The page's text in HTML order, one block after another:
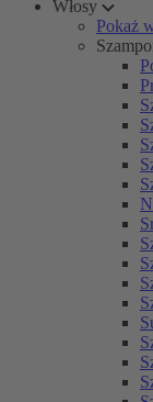
Włosy
Pokaż